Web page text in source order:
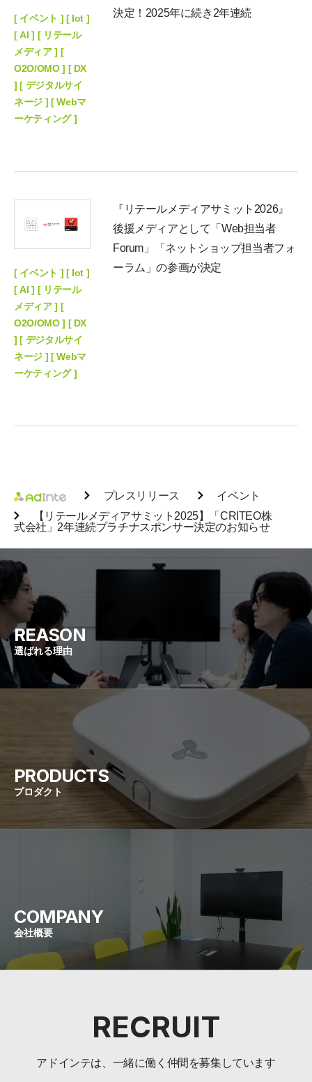
[ イベント ] [ Iot ]
[ AI ] [ リテール
メディア ] [
O2O/OMO ] [ DX
] [ デジタルサイ
ネージ ] [ Webマ
ーケティング ]
決定！2025年に続き2年連続
[ イベント ] [ Iot ]
[ AI ] [ リテール
メディア ] [
O2O/OMO ] [ DX
] [ デジタルサイ
ネージ ] [ Webマ
ーケティング ]
『リテールメディアサミット2026』
後援メディアとして「Web担当者
Forum」「ネットショップ担当者フォ
ーラム」の参画が決定
プレスリリース
イベント
【リテールメディアサミット2025】「CRITEO株
式会社」2年連続プラチナスポンサー決定のお知らせ
選ばれる理由
REASON
プロダクト
PRODUCTS
会社概要
COMPANY
RECRUIT
アドインテは、一緒に働く仲間を募集しています